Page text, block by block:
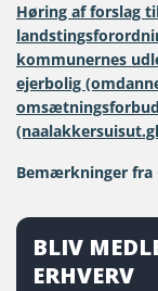
Høring af forslag
kommunernes
ejerbolig
Bemærkninger fra
BLIV
ERHVERV